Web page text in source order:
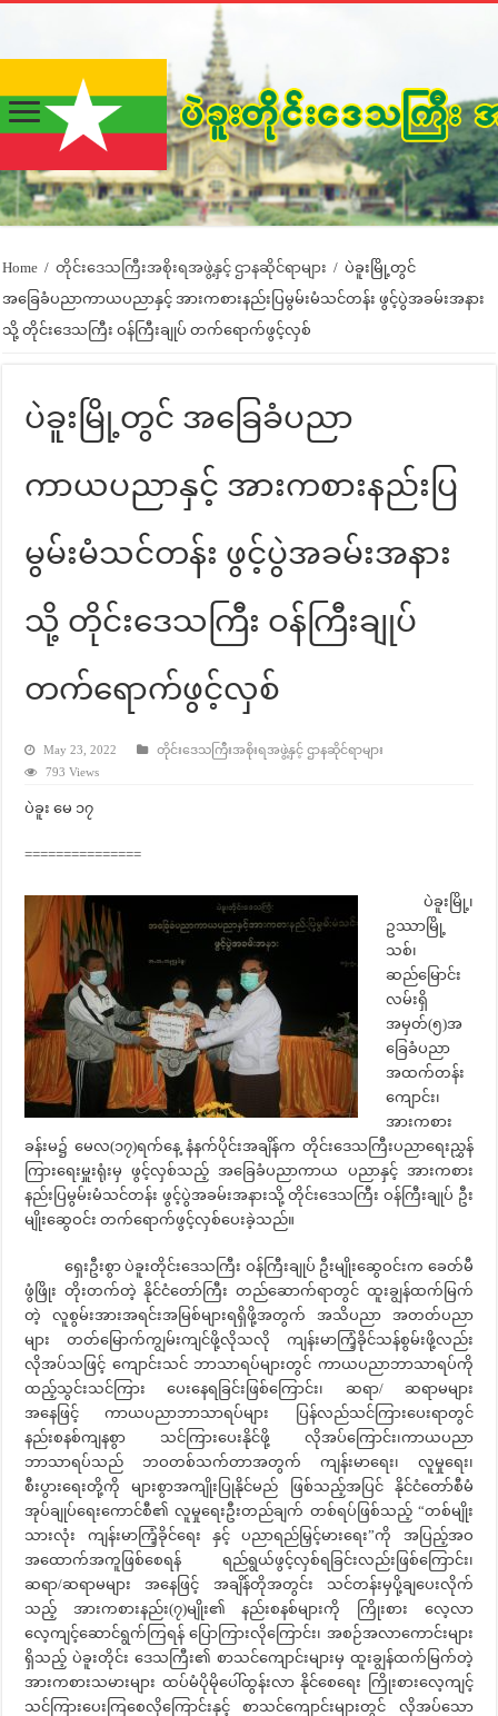
Home / တိုင်းဒေသကြီးအစိုးရအဖွဲ့နှင့် ဌာနဆိုင်ရာများ / ပဲခူးမြို့တွင်
အခြေခံပညာကာယပညာနှင့် အားကစားနည်းပြမွမ်းမံသင်တန်း ဖွင့်ပွဲအခမ်းအနား
သို့ တိုင်းဒေသကြီး ဝန်ကြီးချုပ် တက်ရောက်ဖွင့်လှစ်
ပဲခူးမြို့တွင် အခြေခံပညာ
ကာယပညာနှင့် အားကစားနည်းပြ
မွမ်းမံသင်တန်း ဖွင့်ပွဲအခမ်းအနား
သို့ တိုင်းဒေသကြီး ဝန်ကြီးချုပ်
တက်ရောက်ဖွင့်လှစ်
May 23, 2022
တိုင်းဒေသကြီးအစိုးရအဖွဲ့နှင့် ဌာနဆိုင်ရာများ
793 Views
ပဲခူး မေ ၁၇
===============
ပဲခူးမြို့၊
ဥဿာမြို့
သစ်၊
ဆည်မြောင်း
လမ်းရှိ
အမှတ်(၅)အ
ခြေခံပညာ
အထက်တန်း
ကျောင်း၊
အားကစား
ခန်းမ၌ မေလ(၁၇)ရက်နေ့ နံနက်ပိုင်းအချိန်က တိုင်းဒေသကြီးပညာရေးညွှန်
ကြားရေးမှူးရုံးမှ ဖွင့်လှစ်သည့် အခြေခံပညာကာယ ပညာနှင့် အားကစား
နည်းပြမွမ်းမံသင်တန်း ဖွင့်ပွဲအခမ်းအနားသို့ တိုင်းဒေသကြီး ဝန်ကြီးချုပ် ဦး
မျိုးဆွေဝင်း တက်ရောက်ဖွင့်လှစ်ပေးခဲ့သည်။
ရှေးဦးစွာ ပဲခူးတိုင်းဒေသကြီး ဝန်ကြီးချုပ် ဦးမျိုးဆွေဝင်းက ခေတ်မီ
ဖွံဖြိုး တိုးတက်တဲ့ နိုင်ငံတော်ကြီး တည်ဆောက်ရာတွင် ထူးချွန်ထက်မြက်
တဲ့ လူစွမ်းအားအရင်းအမြစ်များရရှိဖို့အတွက် အသိပညာ အတတ်ပညာ
များ တတ်မြောက်ကျွမ်းကျင်ဖို့လိုသလို ကျန်းမာကြံ့ခိုင်သန်စွမ်းဖို့လည်း
လိုအပ်သဖြင့် ကျောင်းသင် ဘာသာရပ်များတွင် ကာယပညာဘာသာရပ်ကို
ထည့်သွင်းသင်ကြား ပေးနေရခြင်းဖြစ်ကြောင်း၊ ဆရာ/ ဆရာမများ
အနေဖြင့် ကာယပညာဘာသာရပ်များ ပြန်လည်သင်ကြားပေးရာတွင်
နည်းစနစ်ကျနစွာ သင်ကြားပေးနိုင်ဖို့ လိုအပ်ကြောင်း၊ကာယပညာ
ဘာသာရပ်သည် ဘဝတစ်သက်တာအတွက် ကျန်းမာရေး၊ လူမှုရေး၊
စီးပွားရေးတို့ကို များစွာအကျိုးပြုနိုင်မည် ဖြစ်သည့်အပြင် နိုင်ငံတော်စီမံ
အုပ်ချုပ်ရေးကောင်စီ၏ လူမှုရေးဦးတည်ချက် တစ်ရပ်ဖြစ်သည့် “တစ်မျိုး
သားလုံး ကျန်းမာကြံ့ခိုင်ရေး နှင့် ပညာရည်မြှင့်မားရေး”ကို အပြည့်အဝ
အထောက်အကူဖြစ်စေရန် ရည်ရွယ်ဖွင့်လှစ်ရခြင်းလည်းဖြစ်ကြောင်း၊
ဆရာ/ဆရာမများ အနေဖြင့် အချိန်တိုအတွင်း သင်တန်းမှပို့ချပေးလိုက်
သည့် အားကစားနည်း(၇)မျိုး၏ နည်းစနစ်များကို ကြိုးစား လေ့လာ
လေ့ကျင့်ဆောင်ရွက်ကြရန် ပြောကြားလိုကြောင်း၊ အစဉ်အလာကောင်းများ
ရှိသည့် ပဲခူးတိုင်း ဒေသကြီး၏ စာသင်ကျောင်းများမှ ထူးချွန်ထက်မြက်တဲ့
အားကစားသမားများ ထပ်မံပိုမိုပေါ်ထွန်းလာ နိုင်စေရေး ကြိုးစားလေ့ကျင့်
သင်ကြားပေးကြစေလိုကြောင်းနှင့် စာသင်ကျောင်းများတွင် လိုအပ်သော